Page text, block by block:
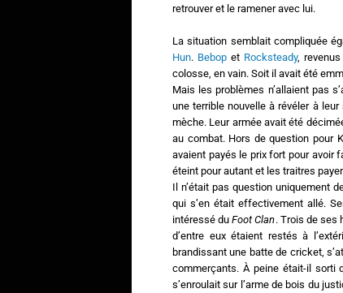
retrouver et le ramener avec lui.
La situation semblait compliquée
Hun. Bebopet Rocksteady,
colosse, en vain. Soit il avait été
Mais les problèmes n’allaient pas
une terrible nouvelle à révéler à
mèche. Leur armée avait été
au combat. Hors de question pour
avaient payés le prix fort pour avoir
éteint pour autant et les traitres
Il n’était pas question uniquement
qui s’en était effectivement allé.
intéressé duFoot Clan. Trois de ses
d’entre eux étaient restés à
brandissant une batte de cricket,
commerçants. À peine était-il sorti
s’enroulait sur l’arme de bois du